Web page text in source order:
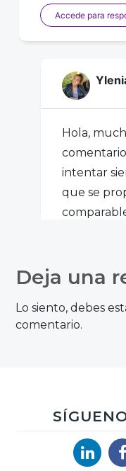
Accede para
Hola,
intentar
que se
Deja una
Lo siento, debes
comentario.
Linkedin